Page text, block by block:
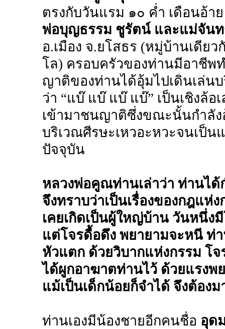
ตรงกับวันแรม ๑๐ ค่ำ เดือนอ้า
พ่อบุญธรรม ชูรัตน์ และแม่จัน
อ.เมือง จ.ยโสธร (หมู่บ้านเดีย
โล) ครอบครัวของท่านมีอาชีพ
ญาติของท่านได้อุ้มไปเดินเล่นบ
ว่า “แบ๊ แบ๊ แบ๊ แบ๊” เป็นเชิงล้
เข้ามาชนญาติซึ่งขณะนั้นกำลั
บริเวณศีรษะเหวอะหวะจนเป็
ปัจจุบัน
หลวงพ่อคูณท่านเล่าว่า ท่านไ
จึงทราบว่าเป็นเรื่องของกฎแห่
เคยเกิดเป็นผู้ใหญ่บ้าน วันหนึ่
แต่โจรดื้อดึง พยายามจะหนี ท่
หัวแตก ด้วยวิบากแห่งกรรม โ
ได้ผูกอาฆาตท่านไว้ ด้วยแรง
แม้เป็นเด็กน้อยก็จำได้ จึงต้อง
ท่านเองมีน้องชายอีกคนชื่อ อุด